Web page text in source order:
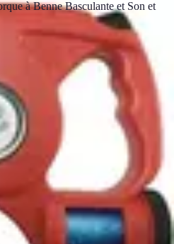
Choix de matérielGuide